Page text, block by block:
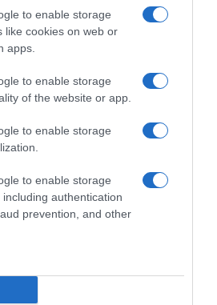
to enable storage
like cookies on web or
apps.
to enable storage
of the website or app.
to enable storage
to enable storage
authentication
prevention, and other
di chef navigati e cuochi
gli studi televisivi alle cucine di
Siamo | Contatti
Cookie
Privacy
- P.IVA 02821290349